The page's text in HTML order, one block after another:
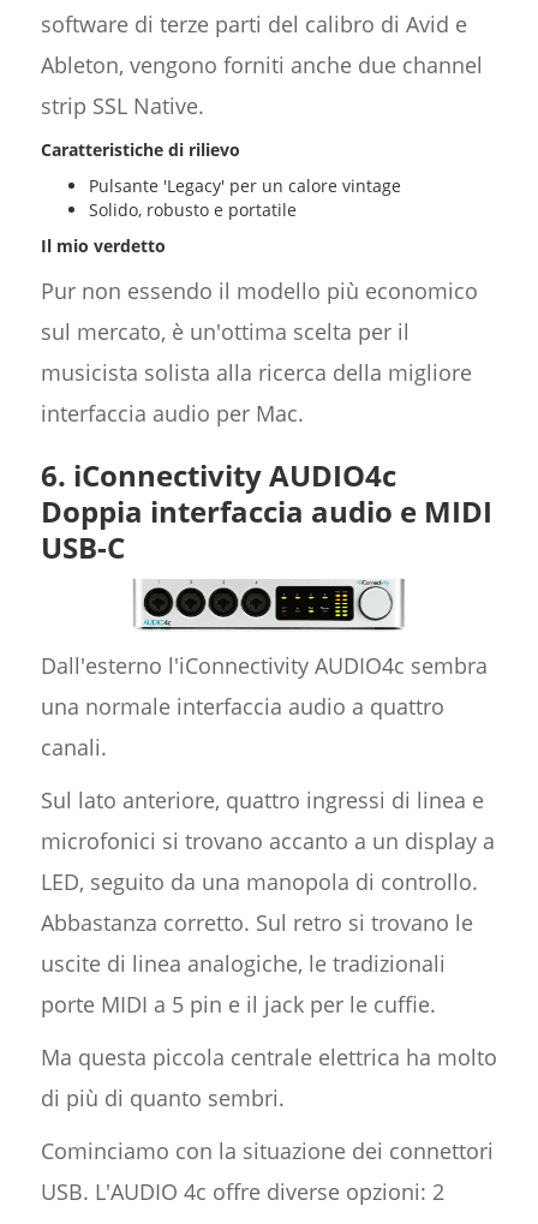
software di terze parti del calibro di Avid e
Ableton, vengono forniti anche due channel
strip SSL Native.
Caratteristiche di rilievo
Pulsante 'Legacy' per un calore vintage
Solido, robusto e portatile
Il mio verdetto
Pur non essendo il modello più economico
sul mercato, è un'ottima scelta per il
musicista solista alla ricerca della migliore
interfaccia audio per Mac.
6. iConnectivity AUDIO4c
Doppia interfaccia audio e MIDI
USB-C
Dall'esterno l'iConnectivity AUDIO4c sembra
una normale interfaccia audio a quattro
canali.
Sul lato anteriore, quattro ingressi di linea e
microfonici si trovano accanto a un display a
LED, seguito da una manopola di controllo.
Abbastanza corretto. Sul retro si trovano le
uscite di linea analogiche, le tradizionali
porte MIDI a 5 pin e il jack per le cuffie.
Ma questa piccola centrale elettrica ha molto
di più di quanto sembri.
Cominciamo con la situazione dei connettori
USB. L'AUDIO 4c offre diverse opzioni: 2